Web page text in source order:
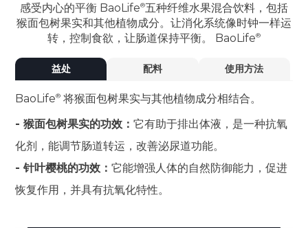
感受内心的平衡 BaoLife 五种纤维水果混合饮料，包括
猴面包树果实和其他植物成分。让消化系统像时钟一样运
转，控制食欲，让肠道保持平衡。
BaoLife
益处 配料 使用方法
BaoLife 将猴面包树果实与其他植物成分相结合。
- 猴面包树果实的功效：它有助于排出体液，是一种抗氧
化剂，能调节肠道转运，改善泌尿道功能。
- 针叶樱桃的功效：它能增强人体的自然防御能力，促进
恢复作用，并具有抗氧化特性。